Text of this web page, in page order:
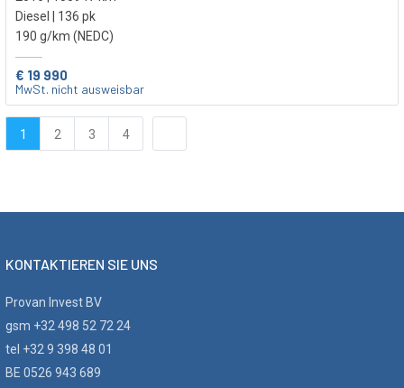
Diesel | 136 pk
190 g/km (NEDC)
€ 19 990
MwSt. nicht ausweisbar
1 2 3 4
KONTAKTIEREN SIE UNS
Provan Invest BV
gsm +32 498 52 72 24
tel +32 9 398 48 01
BE 0526 943 689